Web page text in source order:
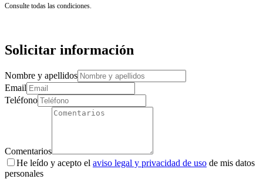
Consulte todas las condiciones.
Solicitar información
Nombre y apellidos
Email
Teléfono
Comentarios
He leído y acepto el aviso legal y privacidad de uso de mis datos
personales